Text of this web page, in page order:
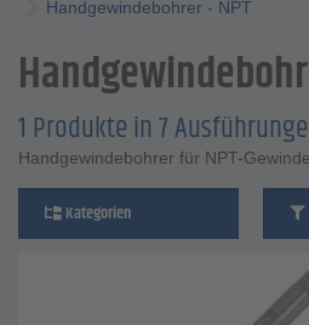
Handgewindebohrer - NPT
1 Produkte in 7
Handgewindebohrer für NPT-Gewinde
Kategorien